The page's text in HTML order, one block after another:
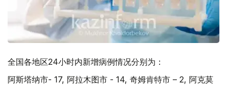
全国各地区24小时内新增病例情况分别为：
阿斯塔纳市- 17, 阿拉木图市 - 14, 奇姆肯特市 – 2, 阿克莫